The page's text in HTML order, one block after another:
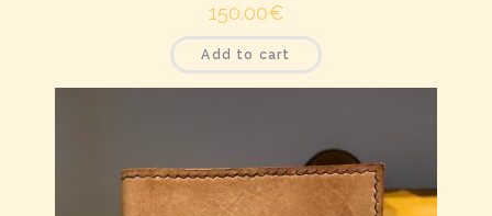
150.00€
Add to cart